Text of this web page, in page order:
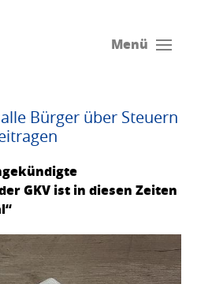
Menü
Bürger über Steuern
GKV ist in diesen Zeiten